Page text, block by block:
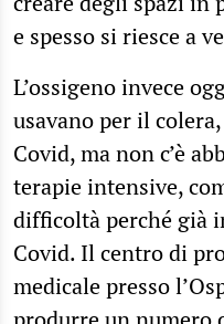
e spesso si riesce a
L’ossigeno invece
usavano per il
Covid, ma non c’è
terapie intensive,
difficoltà perché già
Covid. Il centro di
medicale presso